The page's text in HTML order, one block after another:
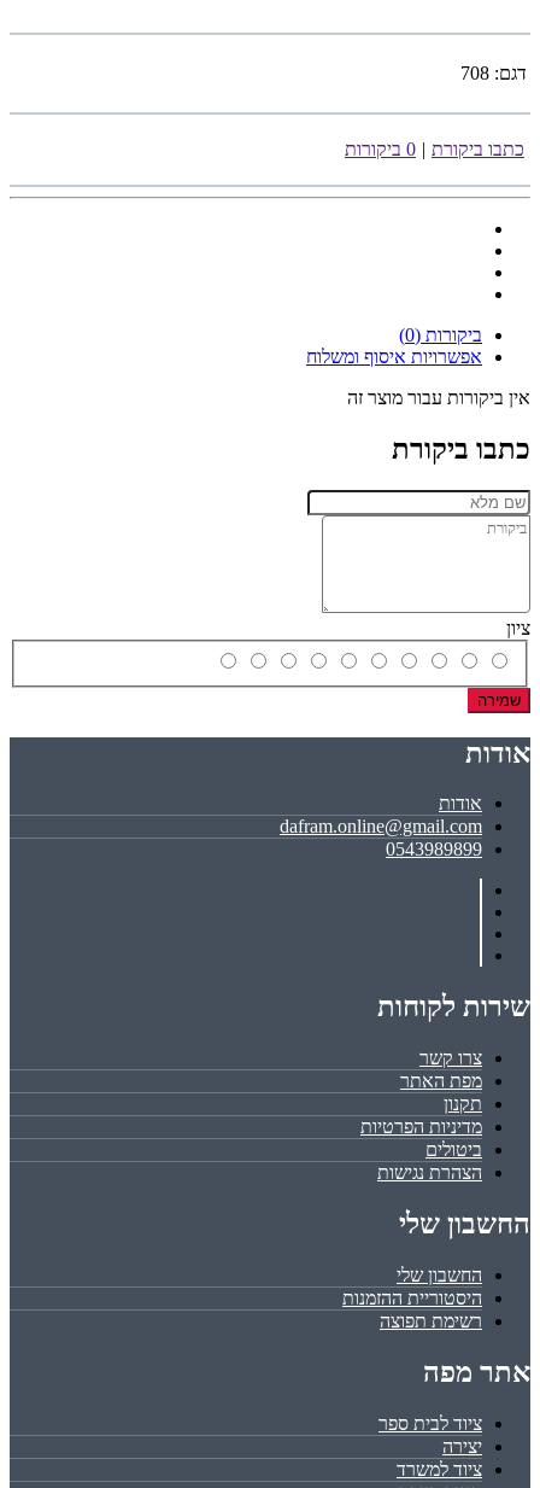
דגם: 708
כתבו ביקורת | 0 ביקורות
ביקורות (0)
אפשרויות איסוף ומשלוח
אין ביקורות עבור מוצר זה
כתבו ביקורת
ציון
שמירה
אודות
אודות
dafram.online@gmail.com
0543989899
שירות לקוחות
צרו קשר
מפת האתר
תקנון
מדיניות הפרטיות
ביטולים
הצהרת נגישות
החשבון שלי
החשבון שלי
היסטוריית ההזמנות
רשימת תפוצה
אתר מפה
ציוד לבית ספר
יצירה
ציוד למשרד